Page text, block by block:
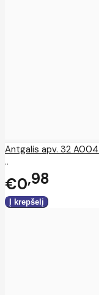
Antgalis apv. 32
..
€0 98